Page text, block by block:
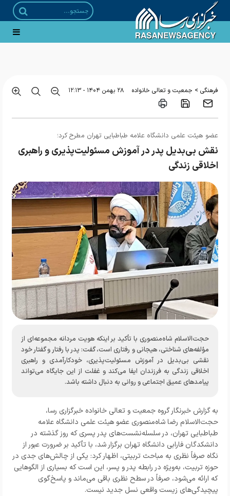
فرهنگی > جمعیت و تعالی خانواده ۲۸ بهمن ۱۴۰۴ - ۱۲:۱۳
عضو هیئت علمی دانشگاه علامه طباطبایی تهران مطرح کرد؛
نقش بی‌بدیل پدر در آموزش مسئولیت‌پذیری و راهبری
اخلاقی زندگی
حجت‌الاسلام شاه‌منصوری با تأکید بر اینکه هویت مردانه مجموعه‌ای از
مؤلفه‌های شناختی، هیجانی و رفتاری است، گفت: پدر با رفتار و گفتار خود
نقشی بی‌بدیل در آموزش مسئولیت‌پذیری، خودکارآمدی و راهبری
اخلاقی زندگی به فرزندان ایفا می‌کند و غفلت از این جایگاه می‌تواند
پیامدهای عمیق اجتماعی و روانی به دنبال داشته باشد.
به گزارش خبرنگارگروه جمعیت و تعالی خانواده خبرگزاری رسا،
حجت‌الاسلام رضا شاه‌منصوری عضو هیئت علمی دانشگاه علامه
طباطبایی تهران، در سلسله‌نشست‌های پدر پسری که روز گذشته در
دانشکدگان فارابی دانشگاه تهران برگزار شد، با تأکید بر ضرورت عبور از
نگاه صرفاً نظری به مباحث تربیتی، اظهار کرد: یکی از چالش‌های جدی در
حوزه تربیت، به‌ویژه در رابطه پدر و پسر، این است که بسیاری از الگوهایی
که ارائه می‌شود، صرفاً در سطح نظری باقی می‌ماند و پاسخ‌گوی
پیچیدگی‌های زیست واقعی نسل جدید نیست.